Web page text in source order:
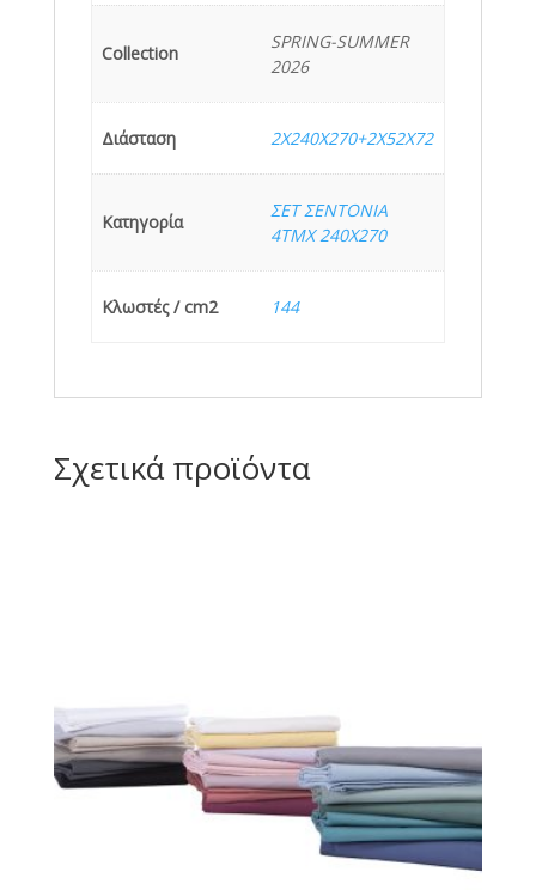
Collection
SPRING-SUMMER
2026
Διάσταση 2Χ240Χ270+2Χ52Χ72
Κατηγορία
ΣΕΤ ΣΕΝΤΟΝΙΑ
4ΤΜΧ 240X270
Κλωστές / cm2 144
Σχετικά προϊόντα